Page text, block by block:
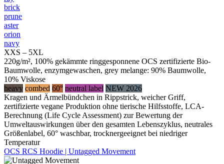
brick
prune
aster
orion
navy
XXS – 5XL
220g/m², 100% gekämmte ringgesponnene OCS zertifizierte Bio-
Baumwolle, enzymgewaschen, grey melange: 90% Baumwolle,
10% Viskose
heavy combed 60° neutral label NEW 2026
Kragen und Ärmelbündchen in Rippstrick, weicher Griff,
zertifizierte vegane Produktion ohne tierische Hilfsstoffe, LCA-
Berechnung (Life Cycle Assessment) zur Bewertung der
Umweltauswirkungen über den gesamten Lebenszyklus, neutrales
Größenlabel, 60° waschbar, trocknergeeignet bei niedriger
Temperatur
OCS RCS Hoodie | Untagged Movement